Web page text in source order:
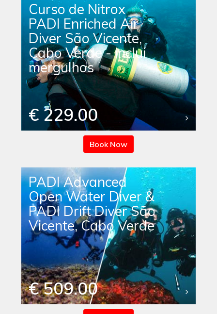
Curso de Nitrox
PADI Enriched Air
Diver São Vicente,
Cabo Verde - inclui
mergulhos
€ 229.00
Book Now
PADI Advanced
Open Water Diver &
PADI Drift Diver São
Vicente, Cabo Verde
€ 509.00